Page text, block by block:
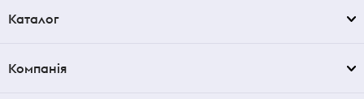
Каталог
Компанія